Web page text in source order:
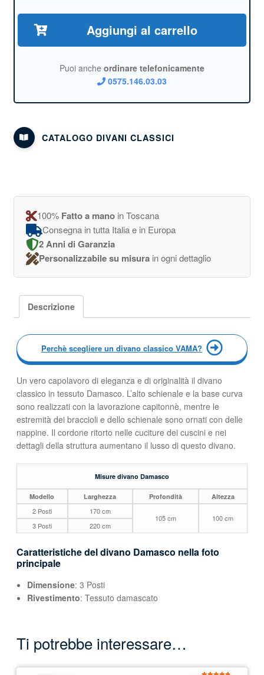
Aggiungi al carrello
Puoi anche ordinare telefonicamente
0575.146.03.03
CATALOGO DIVANI CLASSICI
100% Fatto a manoin Toscana
Consegna in tutta Italia e in Europa
2 Anni di Garanzia
Personalizzabile su misurain ogni dettaglio
Descrizione
Perchè scegliere un divano classico VAMA?
Un vero capolavoro di eleganza e di originalità il divano
classico in tessuto Damasco. L’alto schienale e la base curva
sono realizzati con la lavorazione capitonnè, mentre le
estremità dei braccioli e dello schienale sono ornati con delle
nappine. Il cordone ritorto nelle cuciture dei cuscini e nei
dettagli della struttura aumentano il lusso di questo divano.
Misure divano Damasco
Modello Larghezza Profondità Altezza
2 Posti 170 cm
105 cm
100 cm
3 Posti
220 cm
Caratteristiche del divano Damasco nella foto
principale
Dimensione: 3 Posti
Rivestimento: Tessuto damascato
Ti potrebbe interessare…